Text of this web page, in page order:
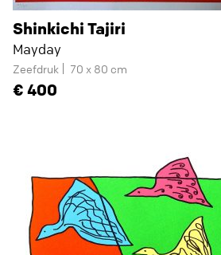
Shinkichi Tajiri
Mayday
Zeefdruk 70 x 80 cm
400